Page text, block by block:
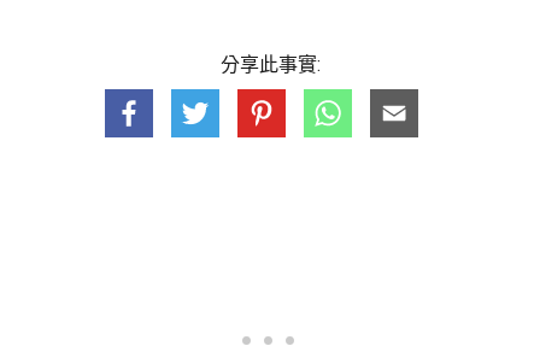
分享此事實: